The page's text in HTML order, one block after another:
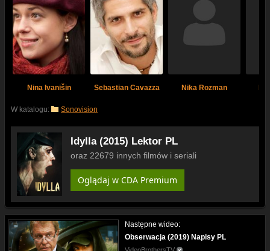
Nina Ivanišin Sebastian Cavazza Nika Rozman
W katalogu: Sonovision
Idylla (2015) Lektor PL
oraz 22679 innych filmów i seriali
Oglądaj w CDA Premium
Następne wideo:
Obserwacja (2019) Napisy PL